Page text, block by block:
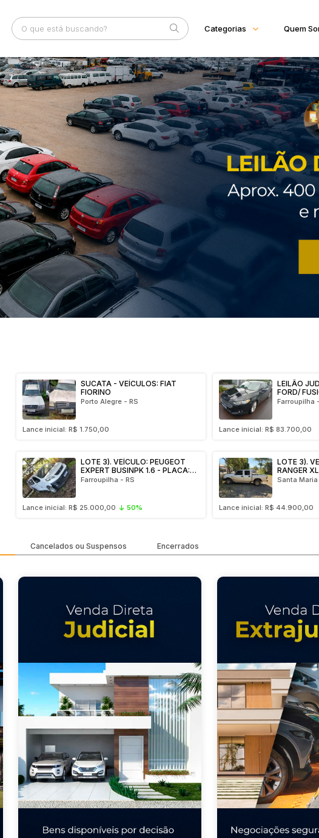
Categoria Subcategoria
Comitente
Judiciais Extrajudiciais
Categorias
Diversos
Bens diversos
Imóveis
Apartamentos
Casas
Ponto Comercial
Rural
Vaga de Garagem
Máquinas Agrícolas
Máquinas Industriais
Materiais/Equipamentos
Sucatas
Veículos
Aquáticos
Caminhões
Carros
Motos
Ônibus
Outros
Quem
Home
Eventos
Fale Conosco
SUCATA - VEÍCULOS: FIAT
FIORINO
Porto Alegre - RS
Lance inicial: R$ 1.750,00
LEILÃO
FORD/
HYBRID -
Farroupilha
Lance inicial: R$ 83.700,00
LOTE 3). VEÍCULO: PEUGEOT
EXPERT BUSINPK 1.6 - PLACA:
JAD-5A94
Farroupilha - RS
Lance inicial: R$ 25.000,00 50%
LOTE 3).
RANGER
Santa Maria
Lance inicial: R$ 44.900,00
Cancelados ou Suspensos Encerrados